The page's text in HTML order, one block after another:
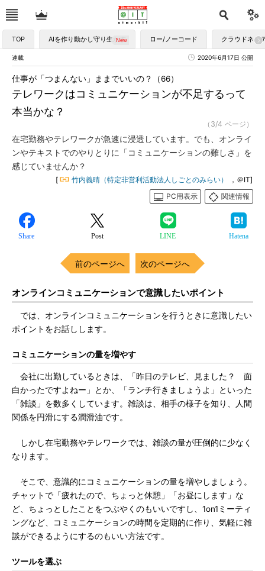
TOP AIを作り動かし守り生かす ロー/ノーコード クラウドネイ
連載 2020年6月17日 公開
テレワークはコミュニケーションが不足するって
本当かな？
仕事が「つまんない」ままでいいの？（66）
（3/4 ページ）
在宅勤務やテレワークが急速に浸透しています。でも、オンライ
ンやテキストでのやりとりに「コミュニケーションの難しさ」を
感じていませんか？
[ 竹内義晴（特定非営利活動法人しごとのみらい）
，＠IT]
PC用表示
関連情報
Share Post LINE Hatena
前のページへ 次のページへ
オンラインコミュニケーションで意識したいポイント
では、オンラインコミュニケーションを行うときに意識したい
ポイントをお話しします。
コミュニケーションの量を増やす
会社に出勤しているときは、「昨日のテレビ、見ました？ 面
白かったですよねー」とか、「ランチ行きましょうよ」といった
「雑談」を数多くしています。雑談は、相手の様子を知り、人間
関係を円滑にする潤滑油です。
しかし在宅勤務やテレワークでは、雑談の量が圧倒的に少なく
なります。
そこで、意識的にコミュニケーションの量を増やしましょう。
チャットで「疲れたので、ちょっと休憩」「お昼にします」な
ど、ちょっとしたことをつぶやくのもいいですし、1on1ミーティ
ングなど、コミュニケーションの時間を定期的に作り、気軽に雑
談ができるようにするのもいい方法です。
ツールを選ぶ